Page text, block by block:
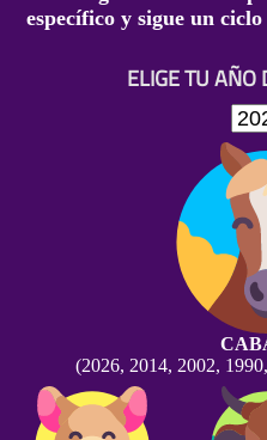
específico y sigue un ciclo
ELIGE TU AÑO
(2026, 2014, 2002,